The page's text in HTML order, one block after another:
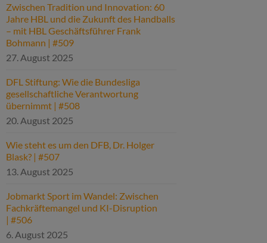
Zwischen Tradition und Innovation: 60
Jahre HBL und die Zukunft des Handballs
– mit HBL Geschäftsführer Frank
Bohmann | #509
27. August 2025
DFL Stiftung: Wie die Bundesliga
gesellschaftliche Verantwortung
übernimmt | #508
20. August 2025
Wie steht es um den DFB, Dr. Holger
Blask? | #507
13. August 2025
Jobmarkt Sport im Wandel: Zwischen
Fachkräftemangel und KI-Disruption
| #506
6. August 2025